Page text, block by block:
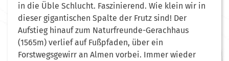
in die Üble Schlucht. Faszinierend. Wie klein wir in
dieser gigantischen Spalte der Frutz sind! Der
Aufstieg hinauf zum Naturfreunde-Gerachhaus
(1565m) verlief auf Fußpfaden, über ein
Forstwegsgewirr an Almen vorbei. Immer wieder